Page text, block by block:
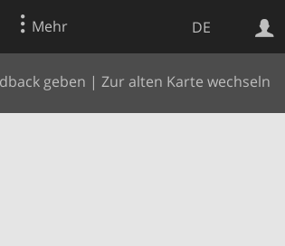
DE
Mehr
geben | Zur alten Karte wechseln
Websuche